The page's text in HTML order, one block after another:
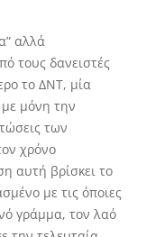
αλλά
τους δανειστές
το ΔΝΤ, μία
μόνη την
των
χρόνο
αυτή βρίσκει το
με τις όποιες
γράμμα, τον λαό